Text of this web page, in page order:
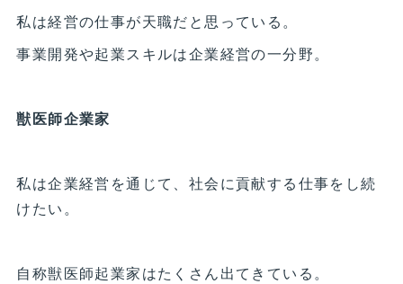
私は経営の仕事が天職だと思っている。
事業開発や起業スキルは企業経営の一分野。
獣医師企業家
私は企業経営を通じて、社会に貢献する仕事をし続
けたい。
自称獣医師起業家はたくさん出てきている。